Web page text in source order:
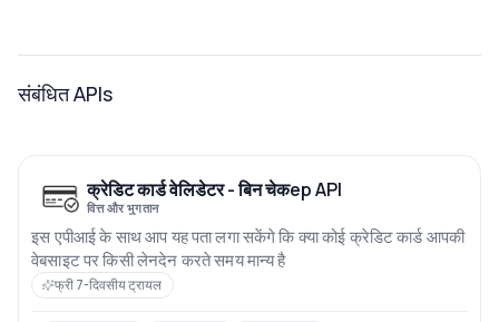
संबंधित APIs
क्रेडिट कार्ड वेलिडेटर - बिन चेकер API
वित्त और भुगतान
इस एपीआई के साथ आप यह पता लगा सकेंगे कि क्या कोई क्रेडिट कार्ड आपकी
वेबसाइट पर किसी लेनदेन करते समय मान्य है
फ्री 7-दिवसीय ट्रायल